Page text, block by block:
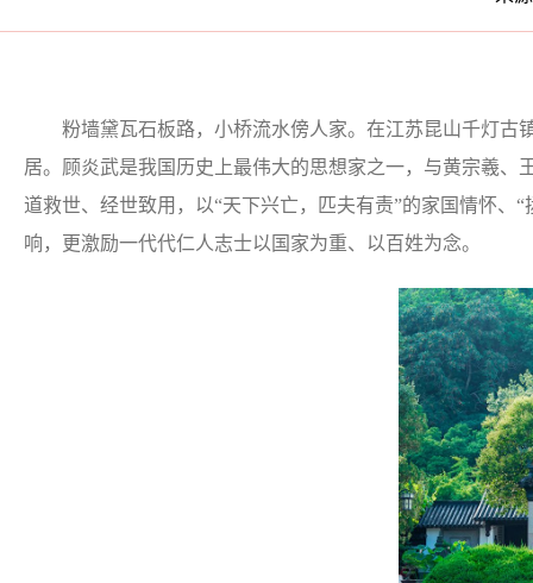
粉墙黛瓦石板路，小桥流水傍人家。在江苏昆山千灯古
居。顾炎武是我国历史上最伟大的思想家之一，与黄宗羲、
道救世、经世致用，以“天下兴亡，匹夫有责”的家国情怀、
响，更激励一代代仁人志士以国家为重、以百姓为念。